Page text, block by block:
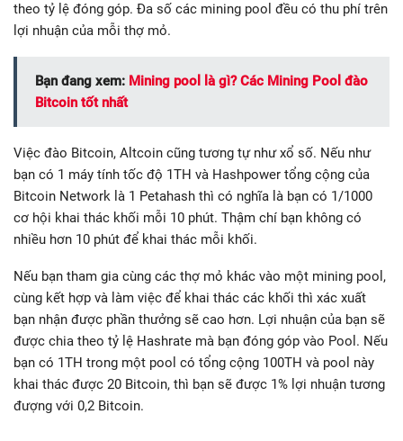
theo tỷ lệ đóng góp. Đa số các mining pool đều có thu phí trên
lợi nhuận của mỗi thợ mỏ.
Bạn đang xem: Mining pool là gì? Các Mining Pool đào
Bitcoin tốt nhất
Việc đào Bitcoin, Altcoin cũng tương tự như xổ số. Nếu như
bạn có 1 máy tính tốc độ 1TH và Hashpower tổng cộng của
Bitcoin Network là 1 Petahash thì có nghĩa là bạn có 1/1000
cơ hội khai thác khối mỗi 10 phút. Thậm chí bạn không có
nhiều hơn 10 phút để khai thác mỗi khối.
Nếu bạn tham gia cùng các thợ mỏ khác vào một mining pool,
cùng kết hợp và làm việc để khai thác các khối thì xác xuất
bạn nhận được phần thưởng sẽ cao hơn. Lợi nhuận của bạn sẽ
được chia theo tỷ lệ Hashrate mà bạn đóng góp vào Pool. Nếu
bạn có 1TH trong một pool có tổng cộng 100TH và pool này
khai thác được 20 Bitcoin, thì bạn sẽ được 1% lợi nhuận tương
đượng với 0,2 Bitcoin.